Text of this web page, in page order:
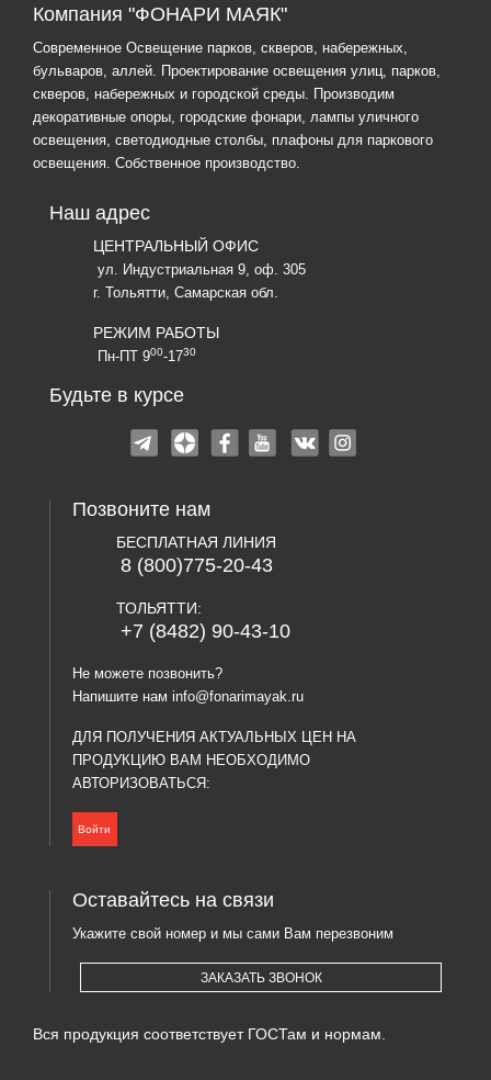
Компания "ФОНАРИ МАЯК"
Современное Освещение парков, скверов, набережных,
бульваров, аллей. Проектирование освещения улиц, парков,
скверов, набережных и городской среды. Производим
декоративные опоры, городские фонари, лампы уличного
освещения, светодиодные столбы, плафоны для паркового
освещения. Собственное производство.
Наш адрес
ЦЕНТРАЛЬНЫЙ ОФИС
ул. Индустриальная 9, оф. 305
г. Тольятти, Самарская обл.
РЕЖИМ РАБОТЫ
Пн-ПТ 900-1730
Будьте в курсе
Позвоните нам
БЕСПЛАТНАЯ ЛИНИЯ
8 (800)775-20-43
ТОЛЬЯТТИ:
+7 (8482) 90-43-10
Не можете позвонить?
Напишите нам info@fonarimayak.ru
ДЛЯ ПОЛУЧЕНИЯ АКТУАЛЬНЫХ ЦЕН НА
ПРОДУКЦИЮ ВАМ НЕОБХОДИМО
АВТОРИЗОВАТЬСЯ:
Войти
Оставайтесь на связи
Укажите свой номер и мы сами Вам перезвоним
ЗАКАЗАТЬ ЗВОНОК
Вся продукция соответствует ГОСТам и нормам.